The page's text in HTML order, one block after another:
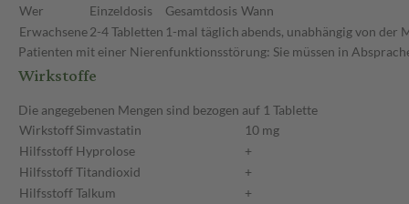
Wer
Einzeldosis Gesamtdosis Wann
Erwachsene2-4 Tabletten 1-mal täglich abends, unabhängig von der
Patienten mit einer Nierenfunktionsstörung: Sie müssen in
Wirkstoffe
Die angegebenen Mengen sind bezogen auf 1 Tablette
WirkstoffSimvastatin
10 mg
Hilfsstoff Hyprolose
+
HilfsstoffTitandioxid
+
HilfsstoffTalkum +